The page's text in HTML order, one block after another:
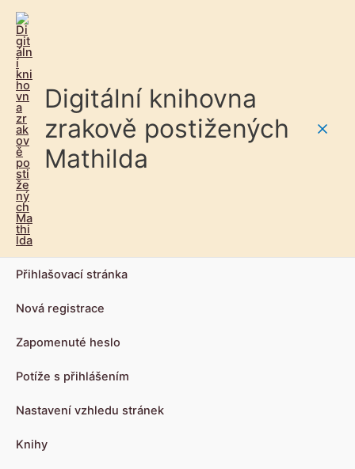
Digitální knihovna
zrakově postižených
Mathilda
Přihlašovací stránka
Nová registrace
Zapomenuté heslo
Potíže s přihlášením
Nastavení vzhledu stránek
Knihy